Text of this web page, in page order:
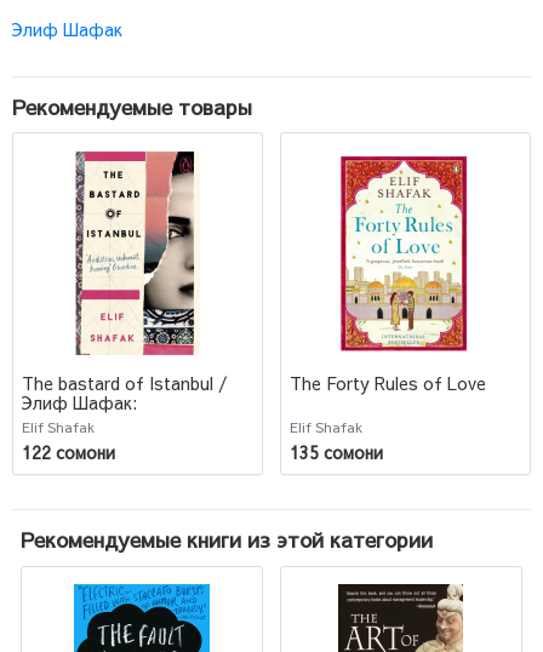
Элиф Шафак
Рекомендуемые товары
The bastard of Istanbul /
Элиф Шафак:
Стамбульский бастард
Elif Shafak
122 сомони
The Forty Rules of Love
Elif Shafak
135 сомони
Рекомендуемые книги из этой категории